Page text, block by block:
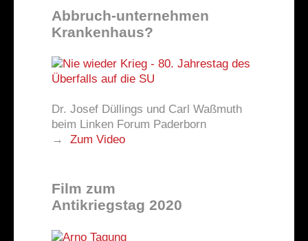
Abbruch-unternehmen
Krankenhaus?
Dr. Josef Düllings und Carl Waßmuth
beim Linken Forum Paderborn
→ Zum Video
Film zum
Antikriegstag 2020